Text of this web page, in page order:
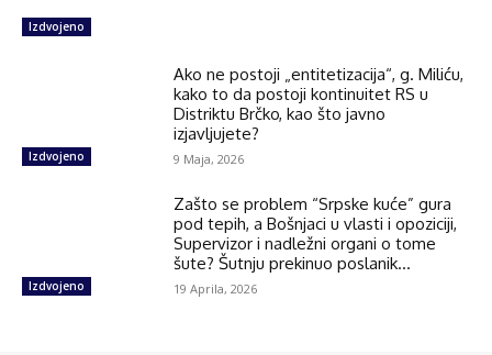
Izdvojeno
Izdvojeno
Ako ne postoji „entitetizacija“, g. Miliću,
kako to da postoji kontinuitet RS u
Distriktu Brčko, kao što javno
izjavljujete?
9 Maja, 2026
Izdvojeno
Zašto se problem “Srpske kuće” gura
pod tepih, a Bošnjaci u vlasti i opoziciji,
Supervizor i nadležni organi o tome
šute? Šutnju prekinuo poslanik...
19 Aprila, 2026